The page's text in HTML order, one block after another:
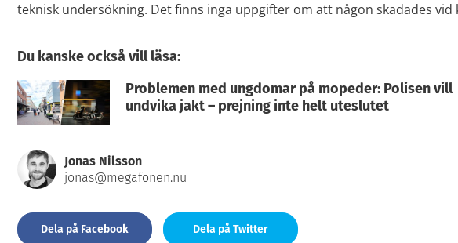
teknisk undersökning. Det finns inga uppgifter om att någon skadades vid
Du kanske också vill läsa:
Problemen med ungdomar på mopeder: Polisen vill
undvika jakt – prejning inte helt uteslutet
Jonas Nilsson
jonas@megafonen.nu
Dela på Facebook Dela på Twitter